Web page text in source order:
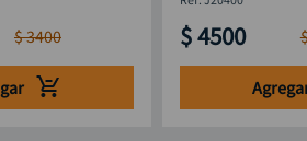
$3400 $4500